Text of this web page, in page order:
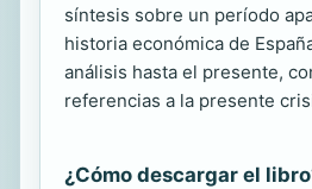
síntesis sobre un período
historia económica de
análisis hasta el presente,
referencias a la presente
¿Cómo descargar el